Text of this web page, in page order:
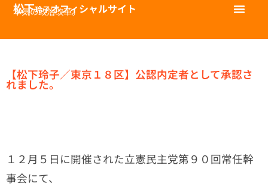
松下玲子オフィシャルサイト
本気の政治改革。
【松下玲子／東京１８区】公認内定者として承認さ
れました。
１２月５日に開催された立憲民主党第９０回常任幹
事会にて、